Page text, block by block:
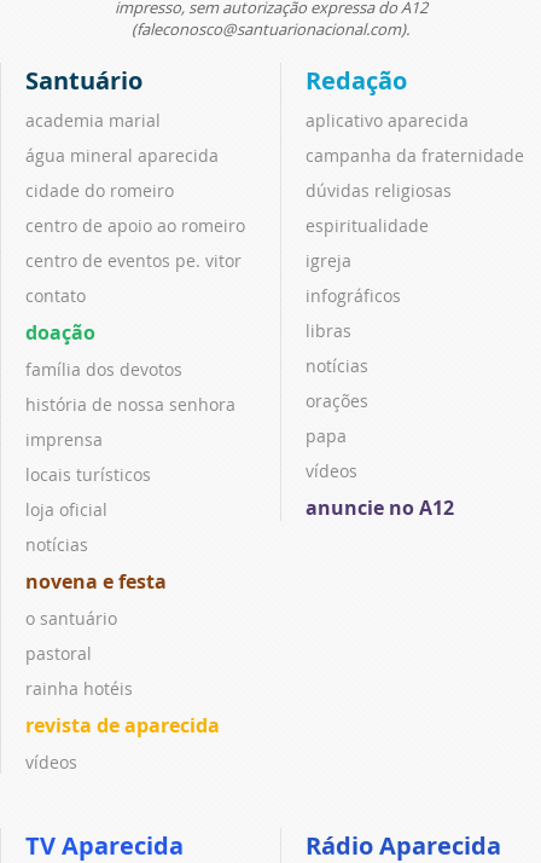
impresso, sem autorização expressa do A12
(faleconosco@santuarionacional.com).
Santuário
academia marial
água mineral aparecida
cidade do romeiro
centro de apoio ao romeiro
centro de eventos pe. vitor
contato
doação
família dos devotos
história de nossa senhora
imprensa
locais turísticos
loja oficial
notícias
novena e festa
o santuário
pastoral
rainha hotéis
revista de aparecida
vídeos
Redação
aplicativo aparecida
campanha da fraternidade
dúvidas religiosas
espiritualidade
igreja
infográficos
libras
notícias
orações
papa
vídeos
anuncie no A12
TV Aparecida Rádio Aparecida